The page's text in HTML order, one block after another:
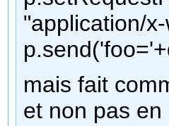
"application/
mais fait
et non pas en